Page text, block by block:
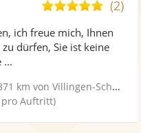
Fotos
5,0
5
(2)
ich freue mich, Ihnen
dürfen, Sie ist keine
...
km von Villingen-Schwenningen
pro Auftritt)